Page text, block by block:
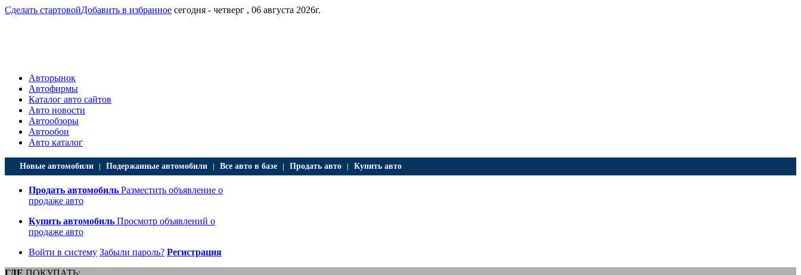
Сделать стартовойДобавить в избранное сегодня - четверг , 06 августа 2026г.
Авторынок
Автофирмы
Каталог авто сайтов
Авто новости
Автообзоры
Автообои
Авто каталог
Новые автомобили Подержанные автомобили Все авто в базе Продать авто Купить авто
Продать автомобиль Разместить объявление о
продаже авто
Купить автомобиль Просмотр объявлений о
продаже авто
Войти в систему Забыли пароль? Регистрация
ГДЕ ПОКУПАТЬ: